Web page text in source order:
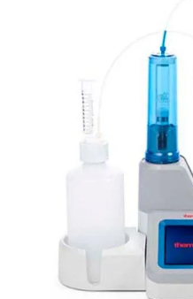
Condutivimetro para laboratório
Cromatografo de processo
Eletrodo combinado de orp
Eletrodo combinado de ph
Eletrodo combinado de ph preço
Eletrodo de ions seletivo
Eletrodo para nitrato